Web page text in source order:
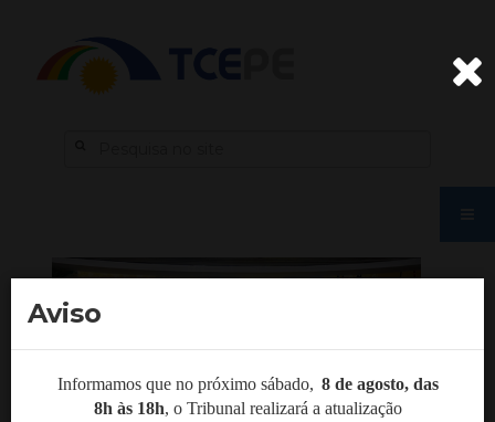
Aviso
Informamos que no próximo sábado, 8 de agosto, das
8h às 18h, o Tribunal realizará a atualização